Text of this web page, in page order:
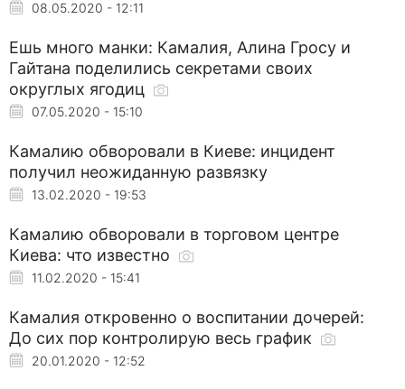
08.05.2020 - 12:11
Ешь много манки: Камалия, Алина Гросу и
Гайтана поделились секретами своих
округлых ягодиц
07.05.2020 - 15:10
Камалию обворовали в Киеве: инцидент
получил неожиданную развязку
13.02.2020 - 19:53
Камалию обворовали в торговом центре
Киева: что известно
11.02.2020 - 15:41
Камалия откровенно о воспитании дочерей:
До сих пор контролирую весь график
20.01.2020 - 12:52